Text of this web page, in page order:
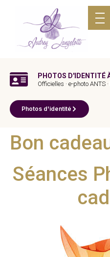
PHOTOS D'IDENTITÉ
Officielles · e-photo ANTS
Photos d'identité
Bon
Séances